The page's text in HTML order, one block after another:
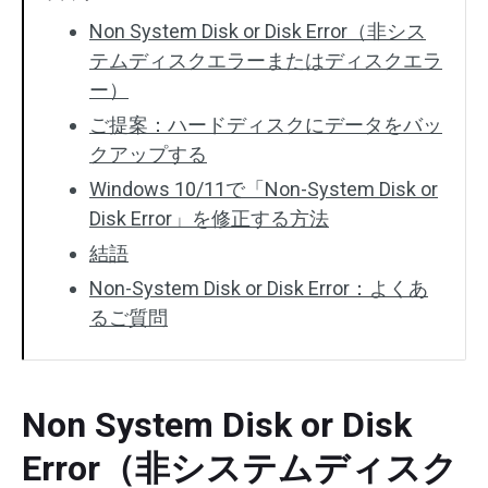
Non System Disk or Disk Error（非シス
テムディスクエラーまたはディスクエラ
ー）
ご提案：ハードディスクにデータをバッ
クアップする
Windows 10/11で「Non-System Disk or
Disk Error」を修正する方法
結語
Non-System Disk or Disk Error：よくあ
るご質問
Non System Disk or Disk
Error（非システムディスク